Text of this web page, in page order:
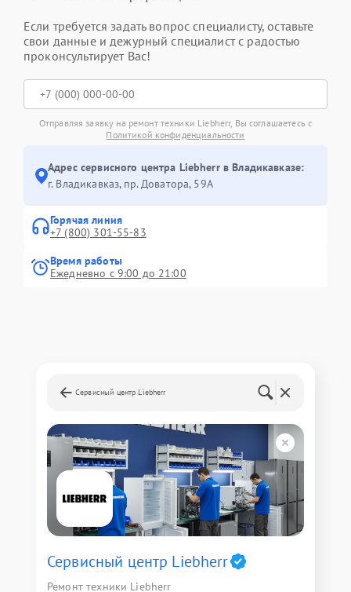
Если требуется задать вопрос специалисту, оставьте
свои данные и дежурный специалист с радостью
проконсультирует Вас!
Отправляя заявку на ремонт техники Liebherr, Вы соглашаетесь с
Политикой конфиденциальности
Адрес сервисного центра Liebherr в Владикавказе:
г. Владикавказ, пр. Доватора, 59А
Горячая линия
+7 (800) 301-55-83
Время работы
Ежедневно с 9:00 до 21:00
Сервисный центр Liebherr
Сервисный центр Liebherr
Ремонт техники Liebherr